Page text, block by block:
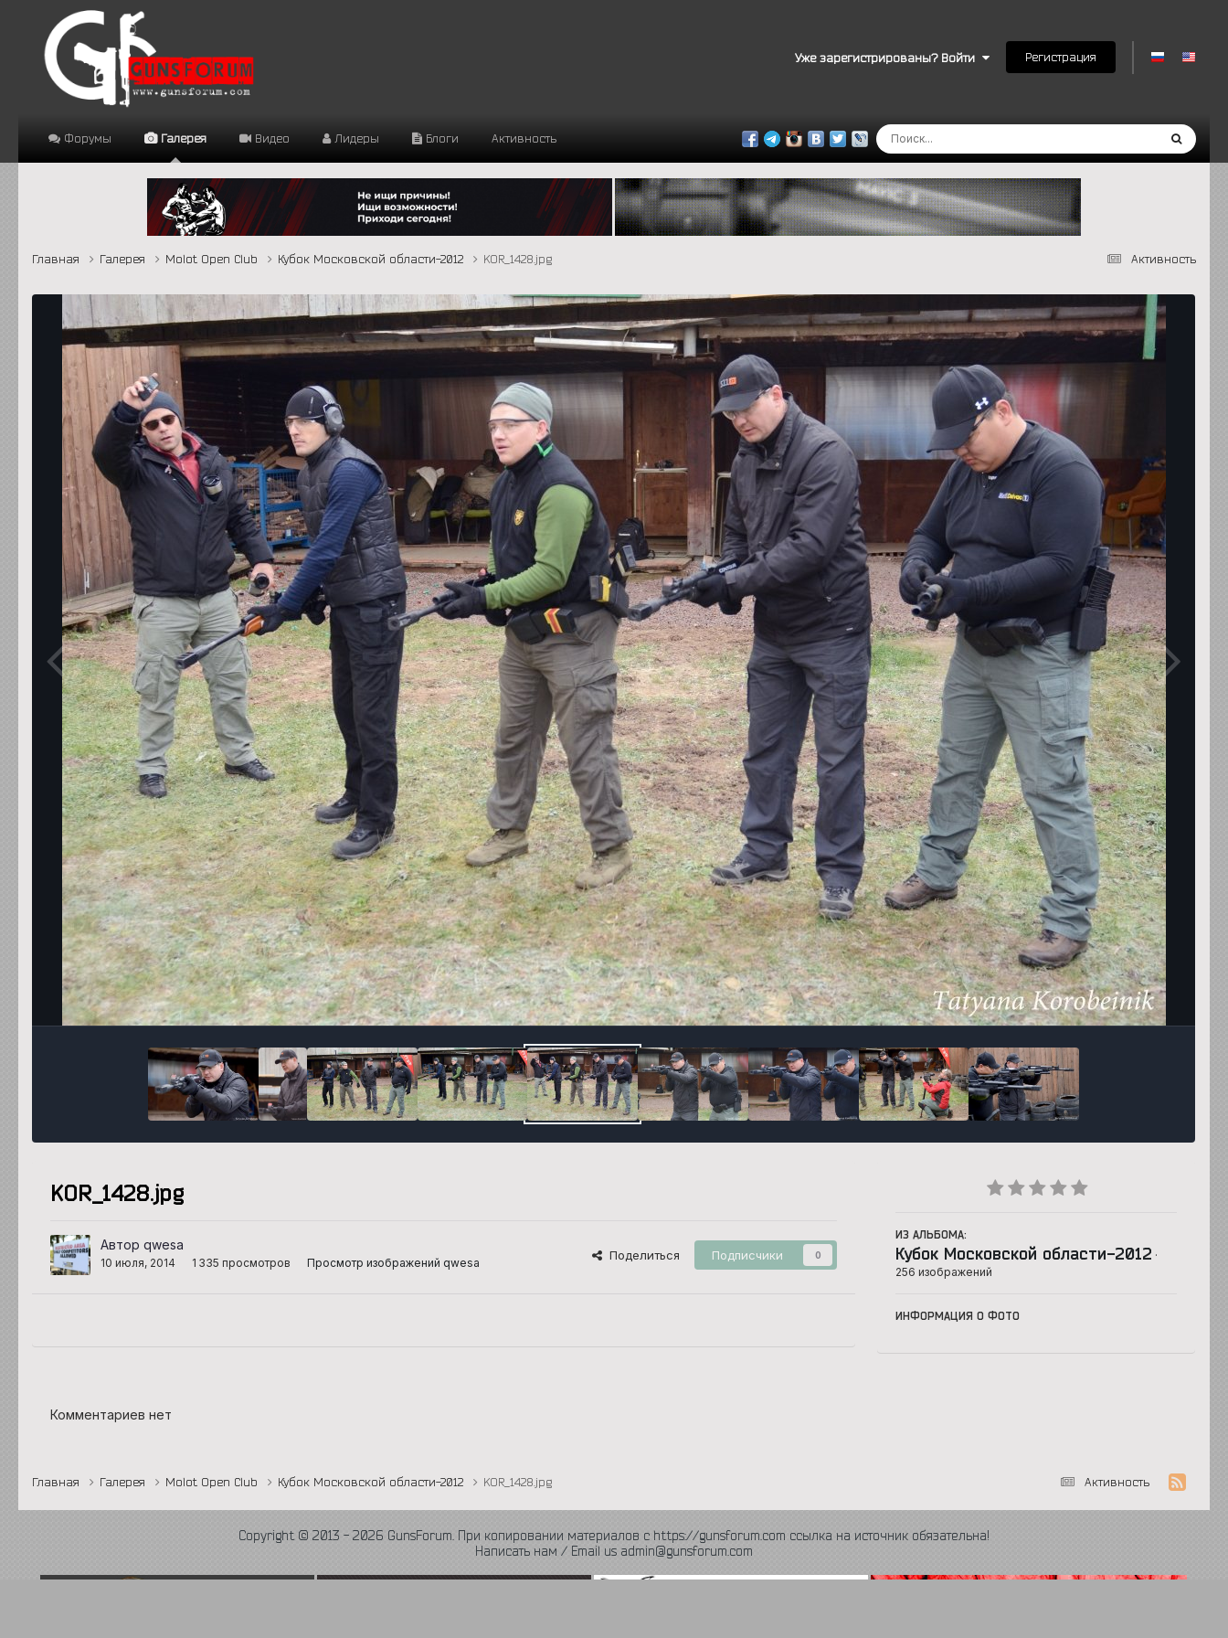
Уже зарегистрированы? Войти Регистрация
Форумы Галерея Видео Лидеры Блоги Активность
Активность
Главная Галерея Molot Open Club Кубок Московской области-2012 KOR_1428.jpg
Инструменты
KOR_1428.jpg
Автор qwesa
10 июля, 2014 1 335 просмотров Просмотр изображений qwesa
Поделиться Подписчики 0
ИЗ АЛЬБОМА:
Кубок Московской области-2012 ·
256 изображений
ИНФОРМАЦИЯ О ФОТО
Комментариев нет
Активность
Главная Галерея Molot Open Club Кубок Московской области-2012 KOR_1428.jpg
Copyright © 2013 - 2026 GunsForum. При копировании материалов с https://gunsforum.com ссылка на источник обязательна!
Написать нам / Email us admin@gunsforum.com